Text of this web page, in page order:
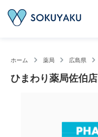
ホーム 薬局 広島県
ひまわり薬局佐伯店